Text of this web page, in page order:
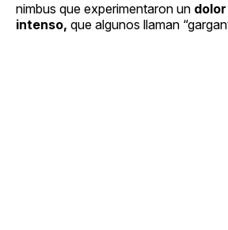
nimbus que experimentaron un
intenso, que algunos llaman